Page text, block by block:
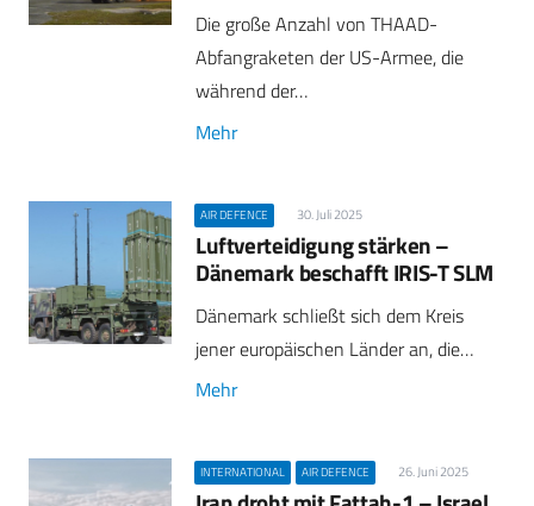
Die große Anzahl von THAAD-
Abfangraketen der US-Armee, die
während der…
Mehr
AIR DEFENCE 30. Juli 2025
Luftverteidigung stärken –
Dänemark beschafft IRIS-T SLM
Dänemark schließt sich dem Kreis
jener europäischen Länder an, die…
Mehr
INTERNATIONAL AIR DEFENCE 26. Juni 2025